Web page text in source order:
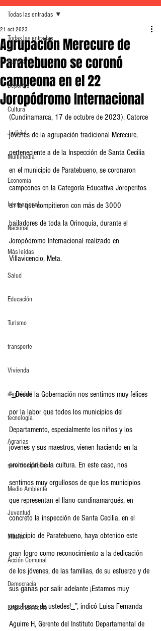
Todas las entradas
Política
Deportes
Cultura
Judicial
Multimedia
Economia
Internacional
Nacional
Más leídas
Salud
Educación
Turismo
transporte
Vivienda
seguridad
tecnología
Agrarias
servicios publicos
Medio Ambiente
Juventud
Música
Acción Comunal
Democracia
Emprendimiento
Todas las entradas
Agrupación Merecure de
Paratebueno se coronó
campeona en el 22
Joropódromo Internacional
21 oct 2023
(Cundinamarca, 17 de octubre de 2023). Catorce
jóvenes de la agrupación tradicional Merecure,
perteneciente a de la Inspección de Santa Cecilia
en el municipio de Paratebueno, se coronaron
campeones en la Categoría Educativa Joroperitos
en la que compitieron con más de 3000
bailadores de toda la Orinoquía, durante el
Joropódromo Internacional realizado en
Villavicencio, Meta.
“_Desde la Gobernación nos sentimos muy felices
por la labor que todos los municipios del
Departamento, especialmente los niños y los
jóvenes y sus maestros, vienen haciendo en la
promoción de la cultura. En este caso, nos
sentimos muy orgullosos de que los municipios
que representan el llano cundinamarqués, en
concreto la inspección de Santa Cecilia, en el
municipio de Paratebueno, haya obtenido este
gran logro como reconocimiento a la dedicación
de los jóvenes, de las familias, de su esfuerzo y de
sus ganas por salir adelante ¡Estamos muy
orgullosos de ustedes!_”, indicó Luisa Fernanda
Aguirre H, Gerente del Instituto Departamental de